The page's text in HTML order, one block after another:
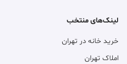
لینک‌های منتخب
خرید خانه در تهران
املاک تهران